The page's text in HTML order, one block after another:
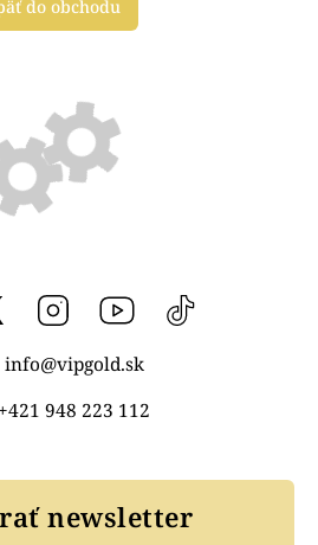
do obchodu
vipgoldsk Instagram YouTube
info@vipgold.sk
+421 948 223 112
newsletter